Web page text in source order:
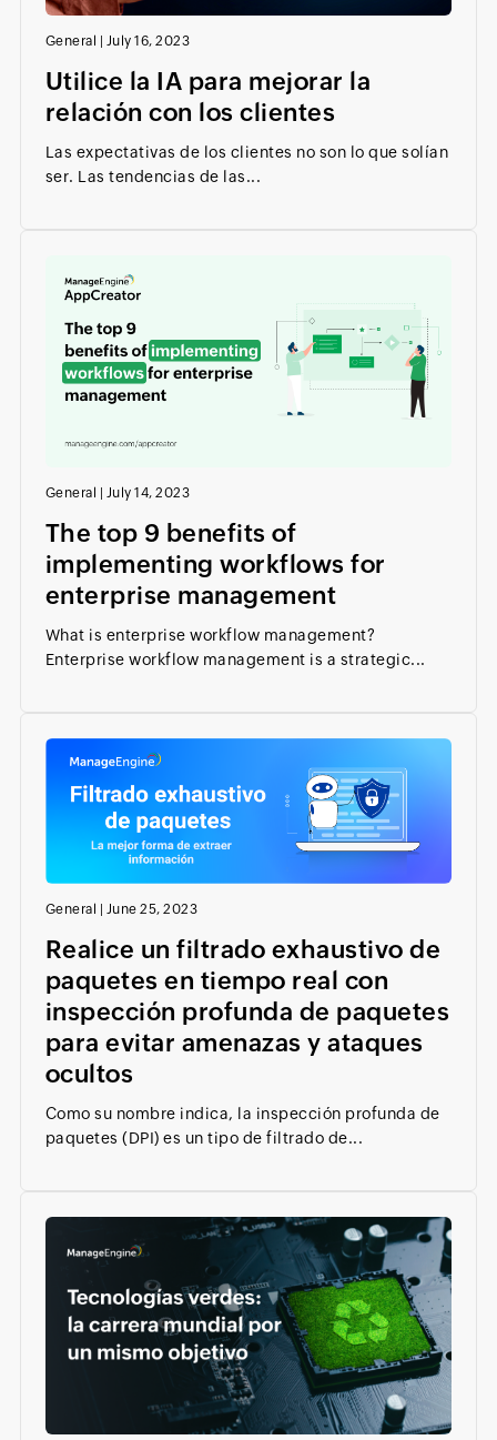
General July 16, 2023
Utilice la IA para mejorar la
relación con los clientes
Las expectativas de los clientes no son lo que solían
ser. Las tendencias de las...
General July 14, 2023
The top 9 benefits of
implementing workflows for
enterprise management
What is enterprise workflow management?
Enterprise workflow management is a strategic...
General June 25, 2023
Realice un filtrado exhaustivo de
paquetes en tiempo real con
inspección profunda de paquetes
para evitar amenazas y ataques
ocultos
Como su nombre indica, la inspección profunda de
paquetes (DPI) es un tipo de filtrado de...